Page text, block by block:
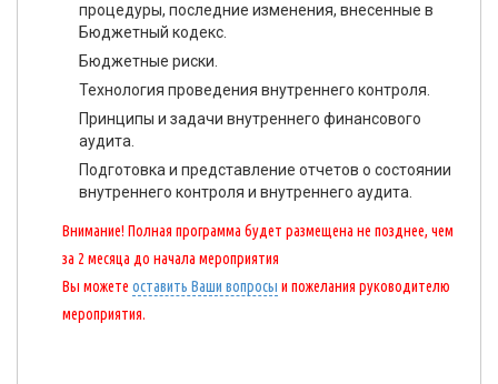
процедуры, последние изменения, внесенные в
Бюджетный кодекс.
Бюджетные риски.
Технология проведения внутреннего контроля.
Принципы и задачи внутреннего финансового
аудита.
Подготовка и представление отчетов о состоянии
внутреннего контроля и внутреннего аудита.
Внимание! Полная программа будет размещена не позднее, чем
за 2 месяца до начала мероприятия
Вы можете оставить Ваши вопросы и пожелания руководителю
мероприятия.